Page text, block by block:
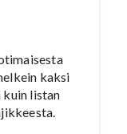
kaksi
kuin listan